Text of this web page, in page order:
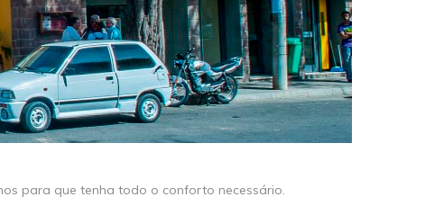
para que tenha todo o conforto necessário.